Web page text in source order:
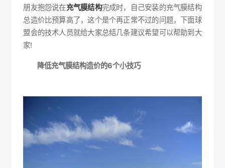
朋友抱怨说在充气膜结构完成时，自己安装的充气膜结构
总造价比预算高了，这个是个再正常不过的问题，下面球
盟会的技术人员就给大家总结几条建议希望可以帮助到大
家!
降低充气膜结构造价的6个小技巧